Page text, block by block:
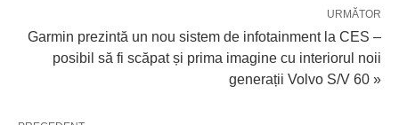
URMĂTOR
Garmin prezintă un nou sistem de infotainment la CES –
posibil să fi scăpat și prima imagine cu interiorul noii
generații Volvo S/V 60 »